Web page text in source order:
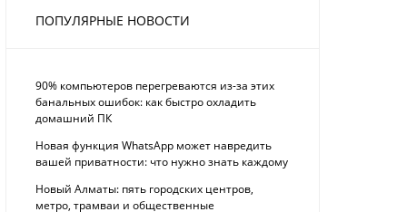
ПОПУЛЯРНЫЕ НОВОСТИ
90% компьютеров перегреваются из-за этих
банальных ошибок: как быстро охладить
домашний ПК
Новая функция WhatsApp может навредить
вашей приватности: что нужно знать каждому
Новый Алматы: пять городских центров,
метро, трамваи и общественные